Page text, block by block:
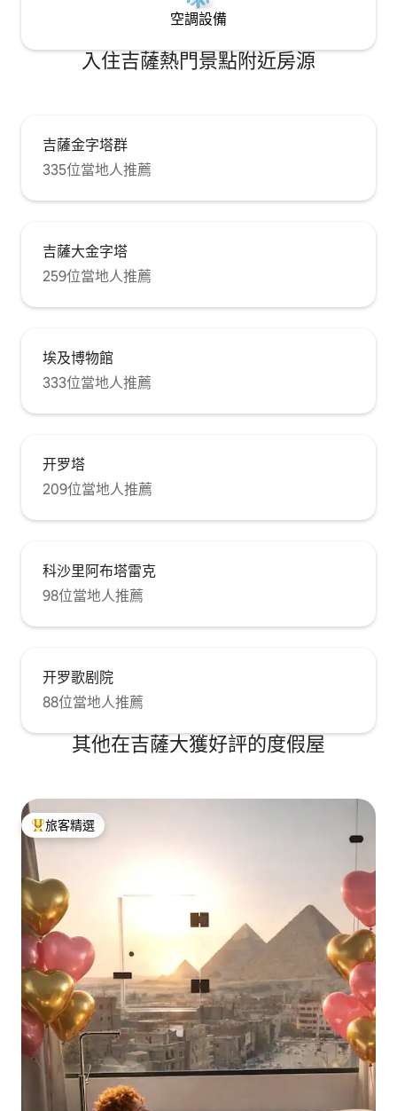
空調設備
入住吉薩熱門景點附近房源
吉薩金字塔群
335位當地人推薦
吉薩大金字塔
259位當地人推薦
埃及博物館
333位當地人推薦
开罗塔
209位當地人推薦
科沙里阿布塔雷克
98位當地人推薦
开罗歌剧院
88位當地人推薦
其他在吉薩大獲好評的度假屋
旅客精選榜首
旅客精選